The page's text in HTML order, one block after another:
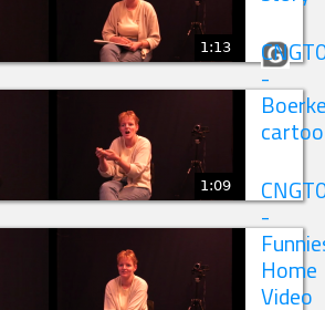
1:13
-
1:09
-
Home
Video